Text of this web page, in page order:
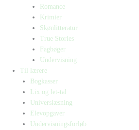
Romance
Krimier
Skønlitteratur
True Stories
Fagbøger
Undervisning
Til lærere
Bogkasser
Lix og let-tal
Universlæsning
Elevopgaver
Undervisningsforløb